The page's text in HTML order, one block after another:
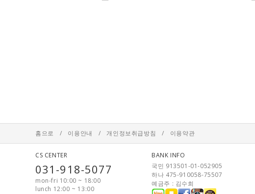
홈으로 / 이용안내 / 개인정보취급방침 / 이용약관
CS CENTER
031-918-5077
mon-fri 10:00 ~ 18:00
lunch 12:00 ~ 13:00
BANK INFO
국민 913501-01-052905
하나 475-910058-75507
예금주 : 김수희